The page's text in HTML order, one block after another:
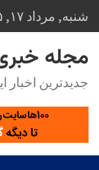
Skip
to
content
شنبه, مرداد ۱۷, ۱۴۰۵
مجله
جدیدترین اخبار